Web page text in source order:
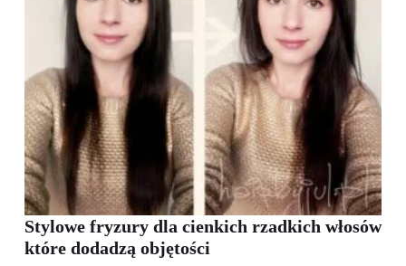
Stylowe fryzury dla cienkich rzadkich włosów
które dodadzą objętości